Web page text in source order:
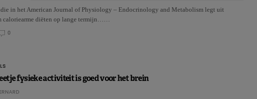
in het American Journal of Physiology – Endocrinology and Metabolism legt uit
caloriearme diëten op lange termijn……
0
fysieke activiteit is goed voor het brein